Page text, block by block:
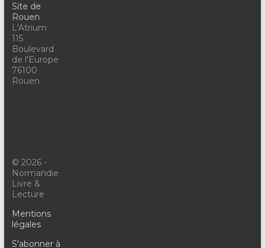
Site de
Rouen
L'Atrium
115
Boulevard
de l'Europe
76100
Rouen
© 2026 -
Normandie
Livre &
Lecture
Mentions
légales
S'abonner à